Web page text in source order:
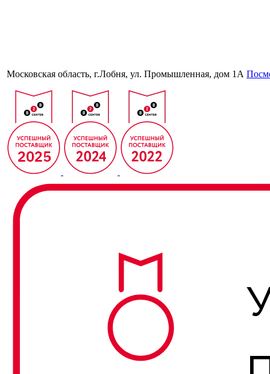
Московская область, г.Лобня, ул. Промышленная, дом 1А